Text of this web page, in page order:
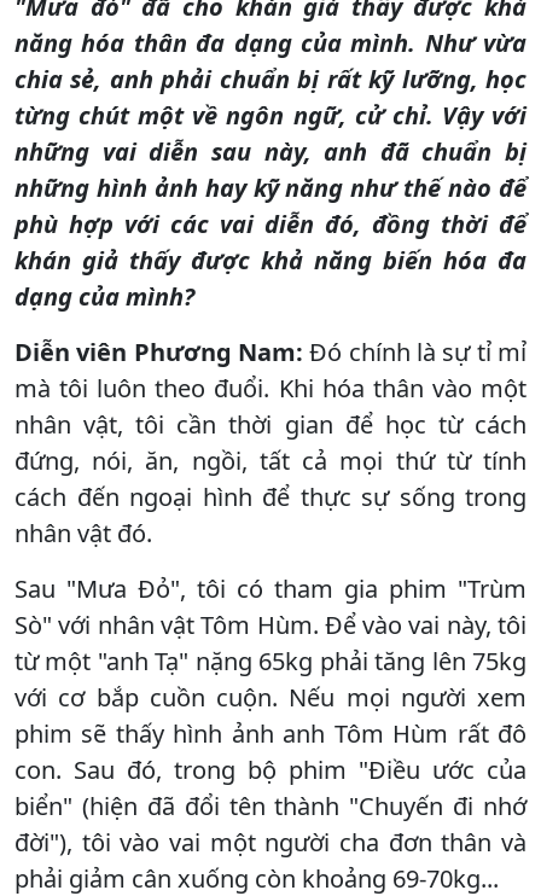
"Mưa đỏ" đã cho khán giả thấy được khả
năng hóa thân đa dạng của mình. Như vừa
chia sẻ, anh phải chuẩn bị rất kỹ lưỡng, học
từng chút một về ngôn ngữ, cử chỉ. Vậy với
những vai diễn sau này, anh đã chuẩn bị
những hình ảnh hay kỹ năng như thế nào để
phù hợp với các vai diễn đó, đồng thời để
khán giả thấy được khả năng biến hóa đa
dạng của mình?
Diễn viên Phương Nam: Đó chính là sự tỉ mỉ
mà tôi luôn theo đuổi. Khi hóa thân vào một
nhân vật, tôi cần thời gian để học từ cách
đứng, nói, ăn, ngồi, tất cả mọi thứ từ tính
cách đến ngoại hình để thực sự sống trong
nhân vật đó.
Sau "Mưa Đỏ", tôi có tham gia phim "Trùm
Sò" với nhân vật Tôm Hùm. Để vào vai này, tôi
từ một "anh Tạ" nặng 65kg phải tăng lên 75kg
với cơ bắp cuồn cuộn. Nếu mọi người xem
phim sẽ thấy hình ảnh anh Tôm Hùm rất đô
con. Sau đó, trong bộ phim "Điều ước của
biển" (hiện đã đổi tên thành "Chuyến đi nhớ
đời"), tôi vào vai một người cha đơn thân và
phải giảm cân xuống còn khoảng 69-70kg...